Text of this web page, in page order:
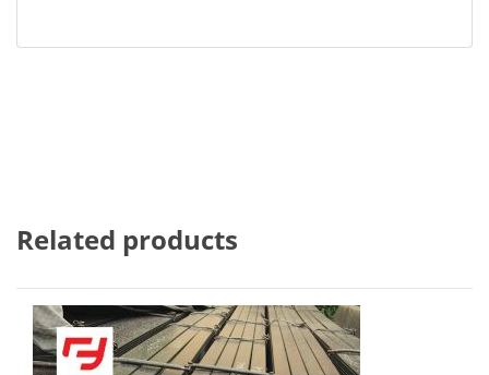
Related products